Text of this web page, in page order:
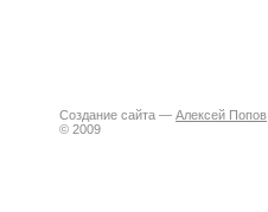
Создание сайта — Алексей Попов
© 2009